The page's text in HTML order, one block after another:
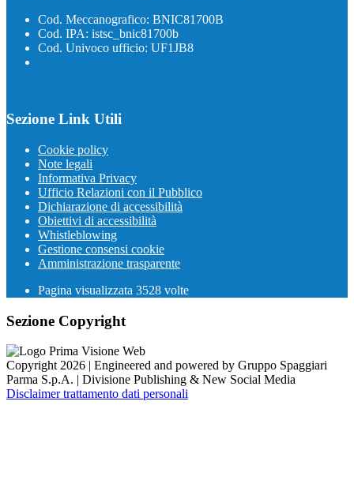
Cod. Meccanografico: BNIC81700B
Cod. IPA: istsc_bnic81700b
Cod. Univoco ufficio: UF1JB8
Sezione Link Utili
Cookie policy
Note legali
Informativa Privacy
Ufficio Relazioni con il Pubblico
Dichiarazione di accessibilità
Obiettivi di accessibilità
Whistleblowing
Gestione consensi cookie
Amministrazione trasparente
Pagina visualizzata 3528 volte
Sezione Copyright
Copyright 2026 | Engineered and powered by Gruppo Spaggiari
Parma S.p.A. | Divisione Publishing & New Social Media
Disclaimer trattamento dati personali